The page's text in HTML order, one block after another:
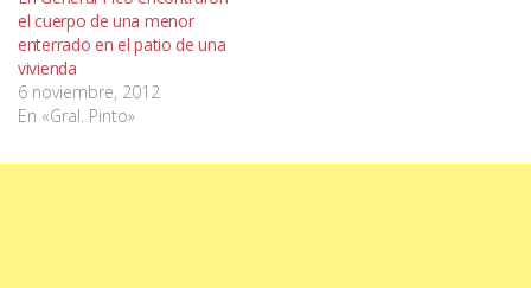
el cuerpo de una menor
enterrado en el patio de una
vivienda
6 noviembre, 2012
En «Gral. Pinto»